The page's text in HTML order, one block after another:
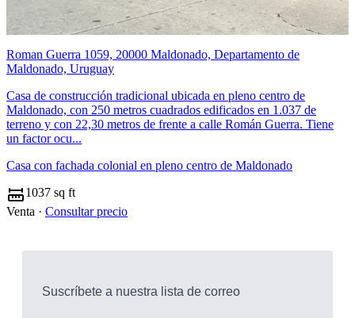
Roman Guerra 1059, 20000 Maldonado, Departamento de
Maldonado, Uruguay
Casa de construcción tradicional ubicada en pleno centro de
Maldonado, con 250 metros cuadrados edificados en 1.037 de
terreno y con 22,30 metros de frente a calle Román Guerra. Tiene
un factor ocu...
Casa con fachada colonial en pleno centro de Maldonado
1037 sq ft
Venta · Consultar precio